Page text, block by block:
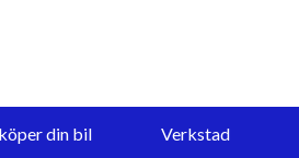
din bil Verkstad